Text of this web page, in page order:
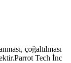
çoğaltılması
Tech İnc